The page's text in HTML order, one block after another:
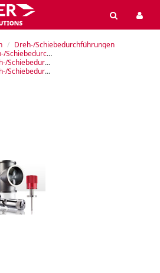
Dreh-/Schiebedurchführungen
DS
DS